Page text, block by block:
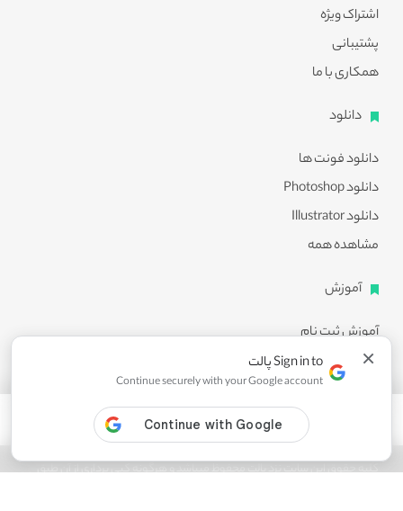
اشتراک ویژه
پشتیبانی
همکاری با ما
دانلود
دانلود فونت ها
دانلود Photoshop
دانلود Illustrator
مشاهده همه
آموزش
آموزش ثبت نام
آموزش دانلود
آموزش ویرایش طرح ها
مشاهده همه
کلیه حقوق این سایت نزد پالت محفوظ میباشد و هرگونه کپی برداری از آن طبق
× Sign in to پالت
Continue securely with your Google account